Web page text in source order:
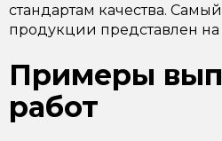
стандартам качества.
продукции представлен
Примеры
работ